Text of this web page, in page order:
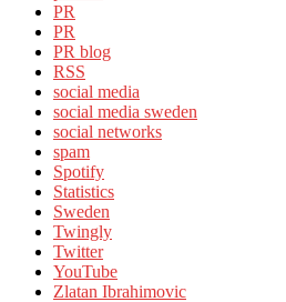
PR
PR
PR blog
RSS
social media
social media sweden
social networks
spam
Spotify
Statistics
Sweden
Twingly
Twitter
YouTube
Zlatan Ibrahimovic